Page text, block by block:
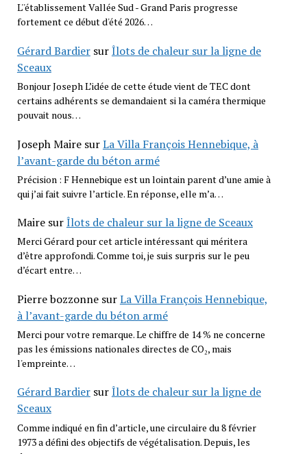
L''établissement Vallée Sud - Grand Paris progresse
fortement ce début d'été 2026…
Gérard BardiersurÎlots de chaleur sur la ligne de
Sceaux
Bonjour Joseph L’idée de cette étude vient de TEC dont
certains adhérents se demandaient si la caméra thermique
pouvait nous…
Joseph MairesurLa Villa François Hennebique, à
l’avant-garde du béton armé
Précision : F Hennebique est un lointain parent d’une amie à
qui j’ai fait suivre l’article. En réponse, elle m’a…
MairesurÎlots de chaleur sur la ligne de Sceaux
Merci Gérard pour cet article intéressant qui méritera
d’être approfondi. Comme toi, je suis surpris sur le peu
d’écart entre…
Pierre bozzonnesurLa Villa François Hennebique,
à l’avant-garde du béton armé
Merci pour votre remarque. Le chiffre de 14 % ne concerne
pas les émissions nationales directes de CO₂, mais
l'empreinte…
Gérard BardiersurÎlots de chaleur sur la ligne de
Sceaux
Comme indiqué en fin d’article, une circulaire du 8 février
1973 a défini des objectifs de végétalisation. Depuis, les